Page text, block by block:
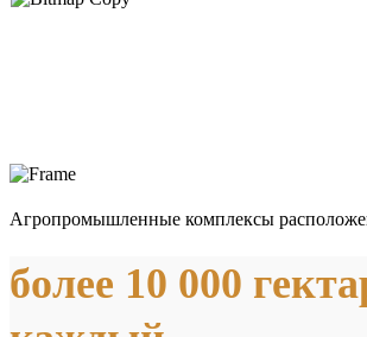
Агропромышленные комплексы
более 10 000